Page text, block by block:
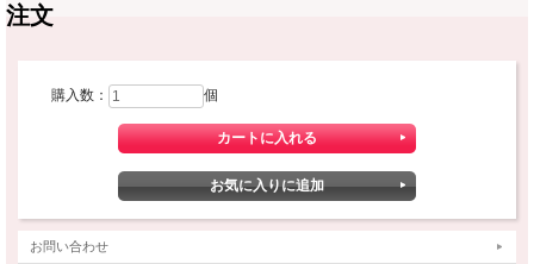
注文
購入数： 個
お問い合わせ